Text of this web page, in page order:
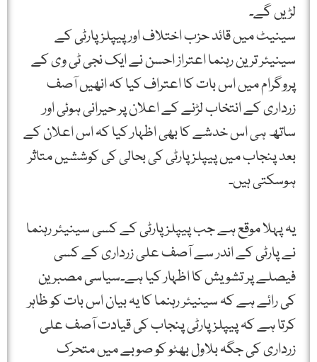
لڑیں گے۔
سینیٹ میں قائد حزب اختلاف اور پیپلز پارٹی کے
سینیئر ترین رہنما اعتراز احسن نے ایک نجی ٹی وی کے
پروگرام میں اس بات کا اعتراف کیا کہ انھیں آصف
زرداری کے انتخاب لڑنے کے اعلان پر حیرانی ہوئی اور
ساتھ ہی اس خدشے کا بھی اظہار کیا کہ اس اعلان کے
بعد پنجاب میں پیپلز پارٹی کی بحالی کی کوششیں متاثر
ہوسکتی ہیں۔
یہ پہلا موقع ہے جب پیپلزپارٹی کے کسی سینیئر رہنما
نے پارٹی کے اندر سے آصف علی زرداری کے کسی
فیصلے پر تشویش کا اظہار کیا ہے۔سیاسی مصبرین
کی رائے ہے کہ سینیئر رہنما کا یہ بیان اس بات کو ظاہر
کرتا ہے کہ پیپلزپارٹی پنجاب کی قیادت آصف علی
زرداری کی جگہ بلاول بھٹو کو صوبے میں متحرک